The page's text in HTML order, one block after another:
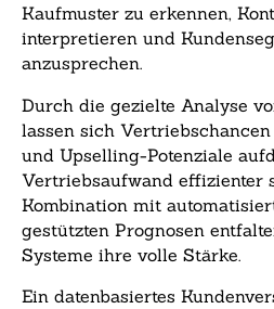
Kaufmuster zu erkennen,
interpretieren und
anzusprechen.
Durch die gezielte Analyse
lassen sich
und Upselling-Potenziale
Vertriebsaufwand effizienter
Kombination mit
gestützten Prognosen
Systeme ihre volle Stärke.
Ein datenbasiertes